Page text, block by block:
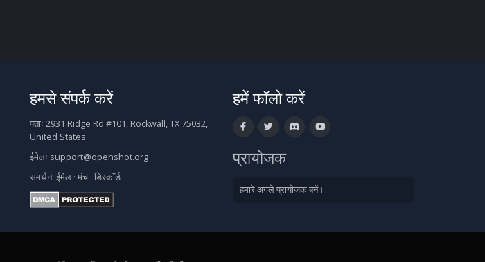
हमसे संपर्क करें
पताः 2931 Ridge Rd #101, Rockwall, TX 75032,
United States
ईमेलः support@openshot.org
समर्थन: ईमेल · मंच· डिस्कॉर्ड
हमें फॉलो करें
प्रायोजक
हमारे अगले प्रायोजक बनें।